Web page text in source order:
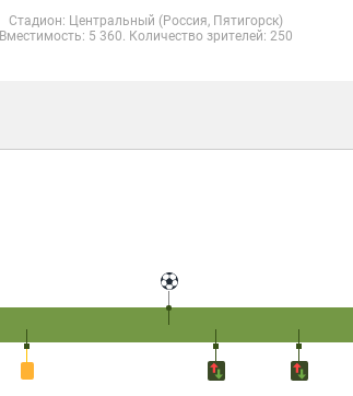
Стадион: Центральный (Россия, Пятигорск)
Вместимость: 5 360. Количество зрителей: 250